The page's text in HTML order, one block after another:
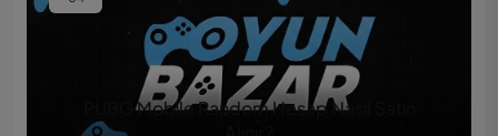
PUBG Mobile Random Hesap Nasıl Satın